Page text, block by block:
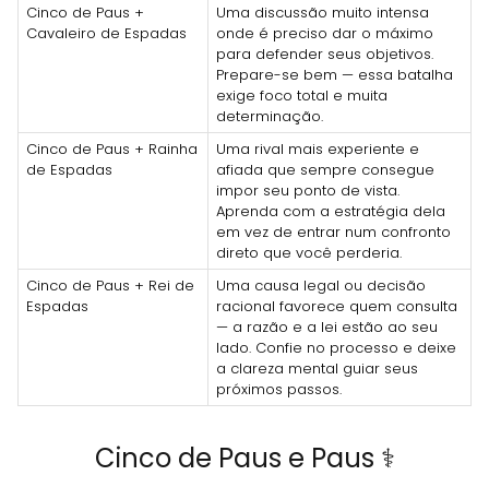
Cinco de Paus +
Cavaleiro de Espadas
Uma discussão muito intensa
onde é preciso dar o máximo
para defender seus objetivos.
Prepare-se bem — essa batalha
exige foco total e muita
determinação.
Cinco de Paus + Rainha
de Espadas
Uma rival mais experiente e
afiada que sempre consegue
impor seu ponto de vista.
Aprenda com a estratégia dela
em vez de entrar num confronto
direto que você perderia.
Cinco de Paus + Rei de
Espadas
Uma causa legal ou decisão
racional favorece quem consulta
— a razão e a lei estão ao seu
lado. Confie no processo e deixe
a clareza mental guiar seus
próximos passos.
Cinco de Paus e Paus ⚕️